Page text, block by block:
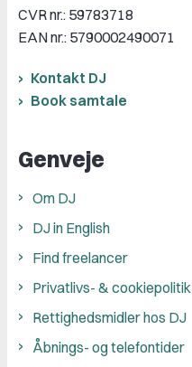
CVR nr.: 59783718
EAN nr.: 5790002490071
Kontakt DJ
Book samtale
Genveje
Om DJ
DJ in English
Find freelancer
Privatlivs- & cookiepolitik
Rettighedsmidler hos DJ
Åbnings- og telefontider